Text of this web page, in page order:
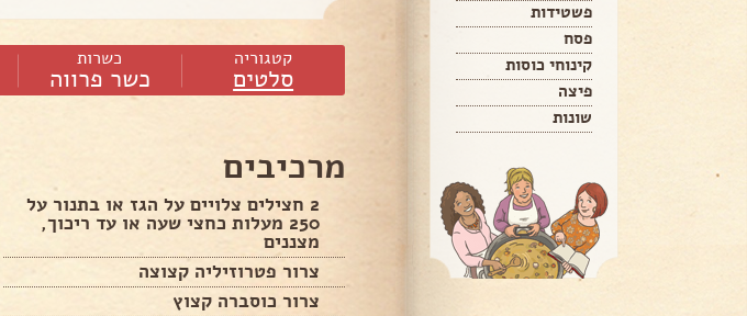
פשטידות
פסח
קינוחי כוסות
פיצה
שונות
קטגוריה
סלטים
כשרות
כשר פרווה
מרכיבים
2 חצילים צלויים על הגז או בתנור על
250 מעלות כחצי שעה או עד ריכוך,
מצננים
צרור פטרוזיליה קצוצה
צרור כוסברה קצוץ